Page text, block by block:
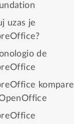
uzas je
de
kompare